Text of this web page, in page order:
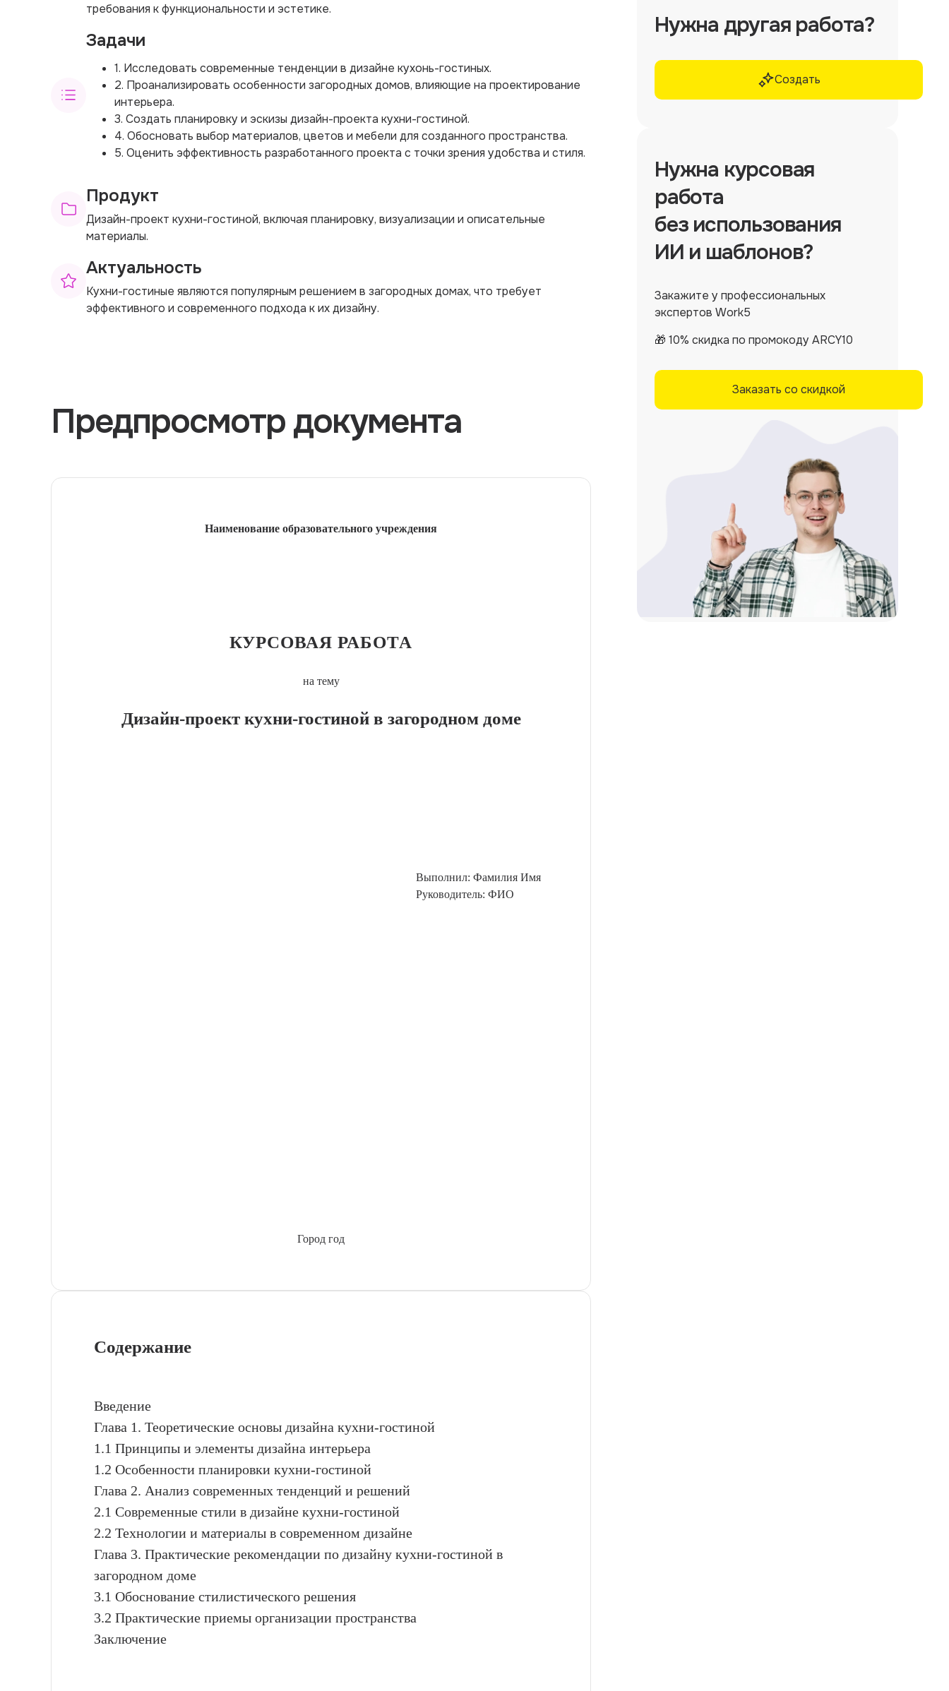
требования к функциональности и эстетике.
Задачи
1. Исследовать современные тенденции в дизайне кухонь-гостиных.
2. Проанализировать особенности загородных домов, влияющие на проектирование
интерьера.
3. Создать планировку и эскизы дизайн-проекта кухни-гостиной.
4. Обосновать выбор материалов, цветов и мебели для созданного пространства.
5. Оценить эффективность разработанного проекта с точки зрения удобства и стиля.
Продукт
Дизайн-проект кухни-гостиной, включая планировку, визуализации и описательные
материалы.
Актуальность
Кухни-гостиные являются популярным решением в загородных домах, что требует
эффективного и современного подхода к их дизайну.
Предпросмотр документа
Наименование образовательного учреждения
КУРСОВАЯ РАБОТА
на тему
Дизайн-проект кухни-гостиной в загородном доме
Выполнил: Фамилия Имя
Руководитель: ФИО
Город год
Содержание
Введение
Глава 1. Теоретические основы дизайна кухни-гостиной
1.1 Принципы и элементы дизайна интерьера
1.2 Особенности планировки кухни-гостиной
Глава 2. Анализ современных тенденций и решений
2.1 Современные стили в дизайне кухни-гостиной
2.2 Технологии и материалы в современном дизайне
Глава 3. Практические рекомендации по дизайну кухни-гостиной в
загородном доме
3.1 Обоснование стилистического решения
3.2 Практические приемы организации пространства
Заключение
Нужна другая работа?
Создать
Нужна курсовая
работа
без использования
ИИ и шаблонов?
Закажите у профессиональных
экспертов Work5
🎁 10% скидка по промокоду ARCY10
Заказать со скидкой